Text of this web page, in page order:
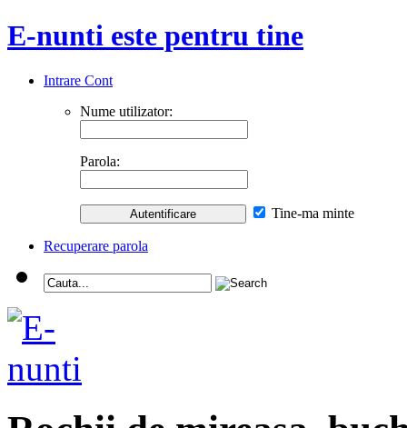
E-nunti este pentru tine
Intrare Cont
Nume utilizator:
Parola:
Tine-ma minte
Recuperare parola